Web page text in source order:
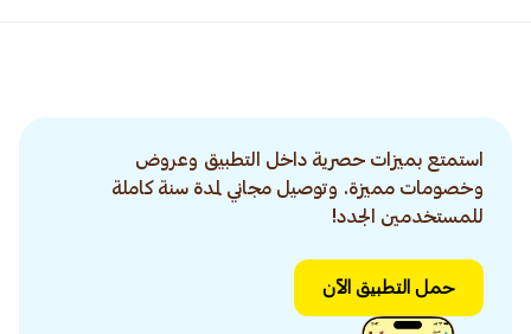
استمتع بميزات حصرية داخل التطبيق وعروض
وخصومات مميزة. وتوصيل مجاني لمدة سنة كاملة
للمستخدمين الجدد!
حمل التطبيق الآن